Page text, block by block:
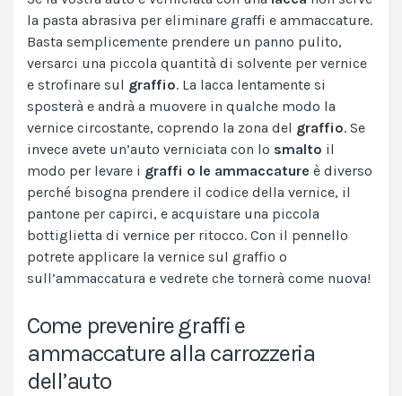
la pasta abrasiva per eliminare graffi e ammaccature.
Basta semplicemente prendere un panno pulito,
versarci una piccola quantità di solvente per vernice
e strofinare sul graffio. La lacca lentamente si
sposterà e andrà a muovere in qualche modo la
vernice circostante, coprendo la zona del graffio. Se
invece avete un’auto verniciata con lo smalto il
modo per levare i graffi o le ammaccature è diverso
perché bisogna prendere il codice della vernice, il
pantone per capirci, e acquistare una piccola
bottiglietta di vernice per ritocco. Con il pennello
potrete applicare la vernice sul graffio o
sull’ammaccatura e vedrete che tornerà come nuova!
Come prevenire graffi e
ammaccature alla carrozzeria
dell’auto